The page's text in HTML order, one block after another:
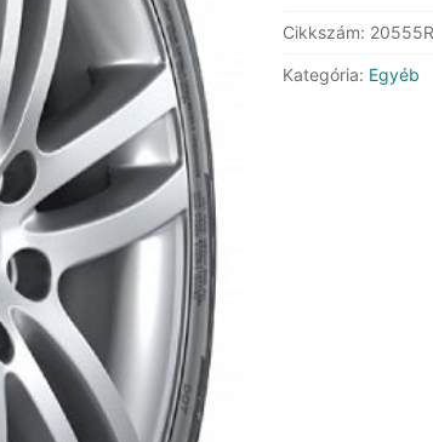
Cikkszám:
Kategória: Egyéb